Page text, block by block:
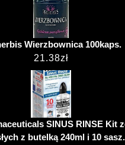
Wierzbownica 100kaps.
21.38zł
SINUS RINSE Kit
z butelką 240ml i 10 sasz.